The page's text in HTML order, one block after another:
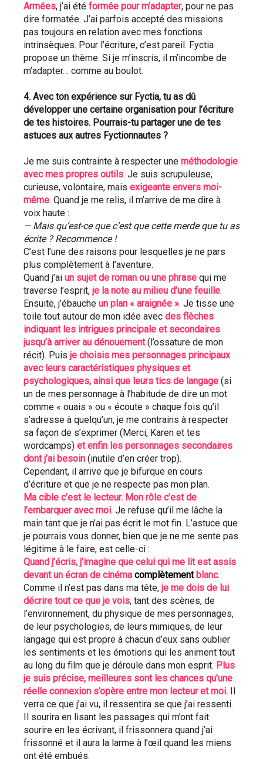
Armées, j’ai été formée pour m’adapter, pour ne pas
dire formatée. J’ai parfois accepté des missions
pas toujours en relation avec mes fonctions
intrinsèques. Pour l’écriture, c’est pareil. Fyctia
propose un thème. Si je m’inscris, il m’incombe de
m’adapter… comme au boulot.
4. Avec ton expérience sur Fyctia, tu as dû
développer une certaine organisation pour l’écriture
de tes histoires. Pourrais-tu partager une de tes
astuces aux autres Fyctionnautes ?
Je me suis contrainte à respecter une méthodologie
avec mes propres outils. Je suis scrupuleuse,
curieuse, volontaire, mais exigeante envers moi-
même. Quand je me relis, il m’arrive de me dire à
voix haute :
— Mais qu’est-ce que c’est que cette merde que tu as
écrite ? Recommence !
C’est l’une des raisons pour lesquelles je ne pars
plus complètement à l’aventure.
Quand j’ai un sujet de roman ou une phrase qui me
traverse l’esprit, je la note au milieu d’une feuille.
Ensuite, j’ébauche un plan « araignée ». Je tisse une
toile tout autour de mon idée avec des flèches
indiquant les intrigues principale et secondaires
jusqu’à arriver au dénouement (l’ossature de mon
récit). Puis je choisis mes personnages principaux
avec leurs caractéristiques physiques et
psychologiques, ainsi que leurs tics de langage (si
un de mes personnage à l’habitude de dire un mot
comme « ouais » ou « écoute » chaque fois qu’il
s’adresse à quelqu’un, je me contrains à respecter
sa façon de s’exprimer (Merci, Karen et tes
wordcamps) et enfin les personnages secondaires
dont j’ai besoin (inutile d’en créer trop).
Cependant, il arrive que je bifurque en cours
d’écriture et que je ne respecte pas mon plan.
Ma cible c’est le lecteur. Mon rôle c’est de
l’embarquer avec moi. Je refuse qu’il me lâche la
main tant que je n’ai pas écrit le mot fin. L’astuce que
je pourrais vous donner, bien que je ne me sente pas
légitime à le faire, est celle-ci :
Quand j’écris, j’imagine que celui qui me lit est assis
devant un écran de cinéma complètement blanc.
Comme il n’est pas dans ma tête, je me dois de lui
décrire tout ce que je vois, tant des scènes, de
l’environnement, du physique de mes personnages,
de leur psychologies, de leurs mimiques, de leur
langage qui est propre à chacun d’eux sans oublier
les sentiments et les émotions qui les animent tout
au long du film que je déroule dans mon esprit. Plus
je suis précise, meilleures sont les chances qu’une
réelle connexion s’opère entre mon lecteur et moi. Il
verra ce que j’ai vu, il ressentira se que j’ai ressenti.
Il sourira en lisant les passages qui m’ont fait
sourire en les écrivant, il frissonnera quand j’ai
frissonné et il aura la larme à l’œil quand les miens
ont été embués.